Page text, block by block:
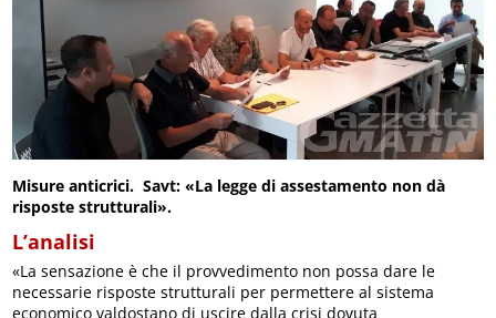
Misure anticrici. Savt: «La legge di assestamento non dà
risposte strutturali».
L’analisi
«La sensazione è che il provvedimento non possa dare le
necessarie risposte strutturali per permettere al sistema
economico valdostano di uscire dalla crisi dovuta